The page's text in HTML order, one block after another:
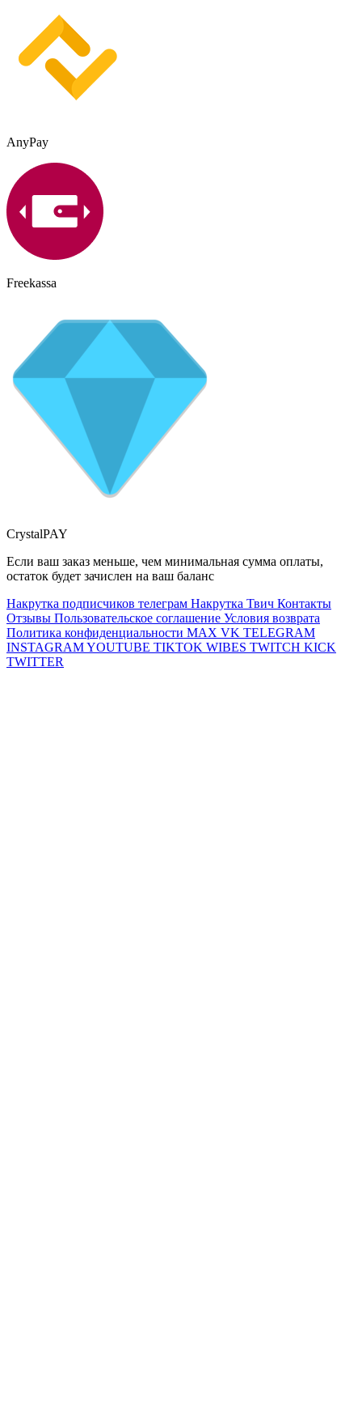
AnyPay
Freekassa
CrystalPAY
Если ваш заказ меньше, чем минимальная сумма оплаты,
остаток будет зачислен на ваш баланс
Накрутка подписчиков телеграм Накрутка Твич Контакты
Отзывы Пользовательское соглашение Условия возврата
Политика конфиденциальности MAX VK TELEGRAM
INSTAGRAMYOUTUBE TIKTOK WIBES TWITCH KICK
TWITTER